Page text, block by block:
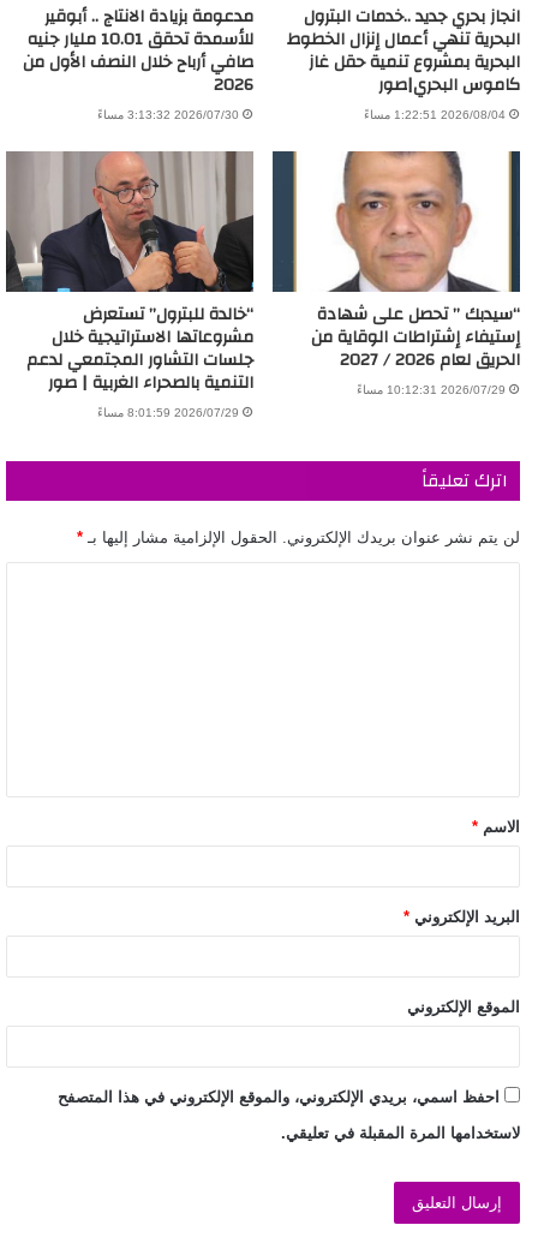
انجاز بحري جديد ..خدمات البترول
البحرية تنهي أعمال إنزال الخطوط
البحرية بمشروع تنمية حقل غاز
كاموس البحري|صور
2026/08/04 1:22:51 مساءً
مدعومة بزيادة الانتاج .. أبوقير
للأسمدة تحقق 10.01 مليار جنيه
صافي أرباح خلال النصف الأول من
2026
2026/07/30 3:13:32 مساءً
“سيدبك ” تحصل على شهادة
إستيفاء إشتراطات الوقاية من
الحريق لعام 2026 / 2027
2026/07/29 10:12:31 مساءً
“خالدة للبترول” تستعرض
مشروعاتها الاستراتيجية خلال
جلسات التشاور المجتمعي لدعم
التنمية بالصحراء الغربية | صور
2026/07/29 8:01:59 مساءً
اترك تعليقاً
لن يتم نشر عنوان بريدك الإلكتروني. الحقول الإلزامية مشار إليها بـ *
الاسم *
البريد الإلكتروني *
الموقع الإلكتروني
احفظ اسمي، بريدي الإلكتروني، والموقع الإلكتروني في هذا المتصفح
لاستخدامها المرة المقبلة في تعليقي.